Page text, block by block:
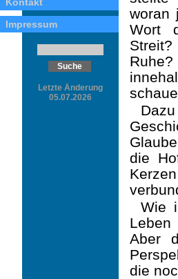
Impressum
Letzte Änderung
05.07.2026
woran
Wort
die
Wie
Aber
die